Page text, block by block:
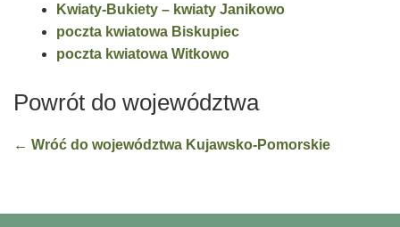
Kwiaty-Bukiety – kwiaty Janikowo
poczta kwiatowa Biskupiec
poczta kwiatowa Witkowo
Powrót do województwa
← Wróć do województwa Kujawsko-Pomorskie